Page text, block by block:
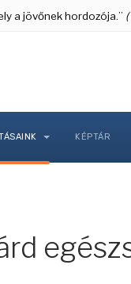
a jövőnek hordozója.”
KÉPTÁR